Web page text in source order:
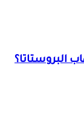
البروستاتا؟